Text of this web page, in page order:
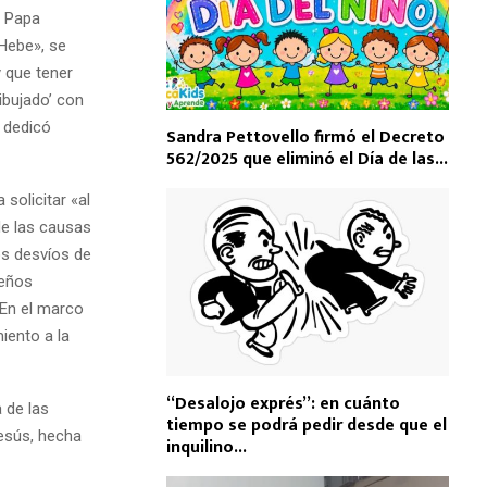
se
que tener
con
solicitar «al
las causas
desvíos de
el marco
a la
de las
hecha
Sandra Pettovello firmó el Decreto
562/2025 que eliminó el Día de las...
“Desalojo exprés”: en cuánto
tiempo se podrá pedir desde que el
inquilino...